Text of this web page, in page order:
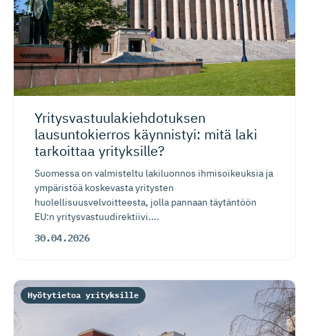
Yritysvas­tuu­la­kieh­do­tuksen
lausuntokierros käynnistyi: mitä laki
tarkoittaa yrityksille?
Suomessa on valmisteltu lakiluonnos ihmisoikeuksia ja
ympäristöä koskevasta yritysten
huolellisuusvelvoitteesta, jolla pannaan täytäntöön
EU:n yritysvastuudirektiivi....
30.04.2026
Hyötytietoa yrityksille